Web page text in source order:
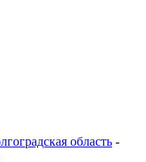
область -